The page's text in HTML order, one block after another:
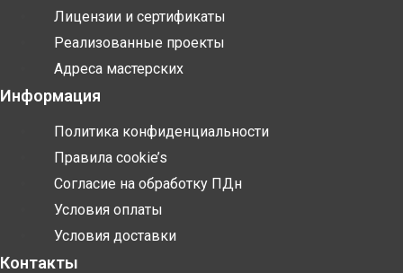
Лицензии и сертификаты
Реализованные проекты
Адреса мастерских
Информация
Политика конфиденциальности
Правила cookie’s
Согласие на обработку ПДн
Условия оплаты
Условия доставки
Контакты